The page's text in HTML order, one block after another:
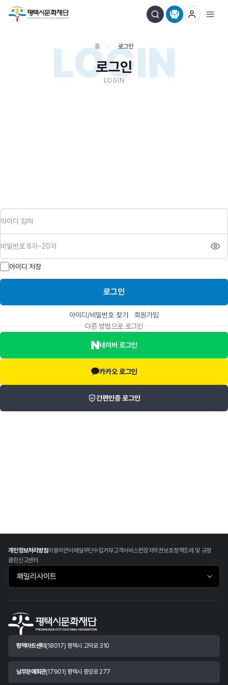
LOGIN
홈 로그인
로그인
LOGIN
아이디 저장
로그인
아이디/비밀번호 찾기
회원가입
다른 방법으로 로그인
네이버 로그인
카카오 로그인
간편인증 로그인
개인정보처리방침이용약관이메일무단수집거부고객서비스헌장저작권보호정책조례 및 규정
클린신고센터
패밀리사이트 바로가기
평택아트센터 (18017) 평택시 고덕로 310
남부문예회관(17901) 평택시 중앙로 277